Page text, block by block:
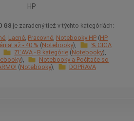
HP
G8 je zaradený tiež v týchto kategóriách:
Lacné Pracovné Notebooky HP HP
až - 40 % Notebooky
% GIGA
ZĽAVA - B kategórie Notebooky
Notebooky a Počítače so
Notebooky
DOPRAVA